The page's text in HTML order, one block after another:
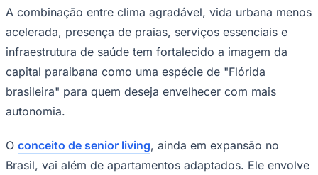
Corinthians
A combinação entre clima agradável, vida urbana menos
acelerada, presença de praias, serviços essenciais e
infraestrutura de saúde tem fortalecido a imagem da
capital paraibana como uma espécie de "Flórida
brasileira" para quem deseja envelhecer com mais
autonomia.
O conceito de senior living, ainda em expansão no
Brasil, vai além de apartamentos adaptados. Ele envolve